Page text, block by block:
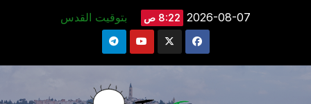
2026-08-07 8:22 ص بتوقيت القدس